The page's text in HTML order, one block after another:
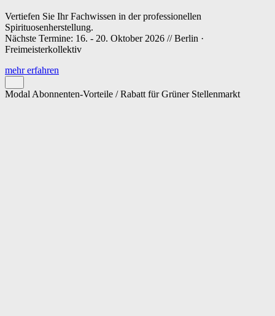
Vertiefen Sie Ihr Fachwissen in der professionellen
Spirituosenherstellung.
Nächste Termine: 16. - 20. Oktober 2026 // Berlin ·
Freimeisterkollektiv
mehr erfahren
Modal Abonnenten-Vorteile / Rabatt für Grüner Stellenmarkt